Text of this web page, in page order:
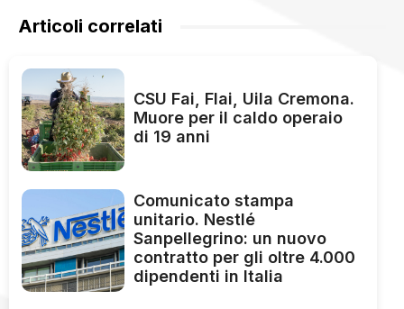
Articoli correlati
CSU Fai, Flai, Uila Cremona.
Muore per il caldo operaio
di 19 anni
Comunicato stampa
unitario. Nestlé
Sanpellegrino: un nuovo
contratto per gli oltre 4.000
dipendenti in Italia